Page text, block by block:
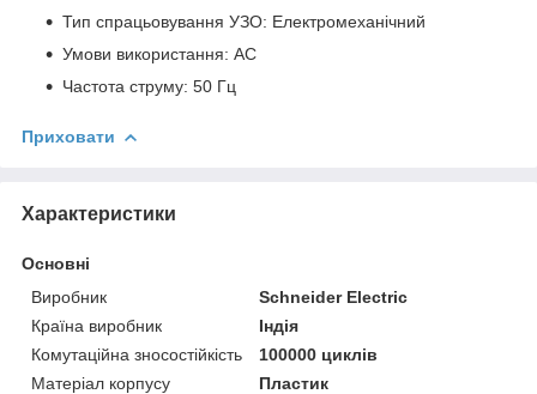
Тип спрацьовування УЗО: Електромеханічний
Умови використання: АС
Частота струму: 50 Гц
Приховати
Характеристики
Основні
Виробник
Schneider Electric
Країна виробник
Індія
Комутаційна зносостійкість
100000 циклів
Матеріал корпусу
Пластик